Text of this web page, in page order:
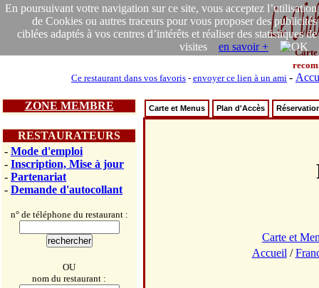
En poursuivant votre navigation sur ce site, vous acceptez l’utilisation
de Cookies ou autres traceurs pour vous proposer des publicités
ciblées adaptés à vos centres d’intérêts et réaliser des statistiques de
visites en savoir +
Carte
Ce restaurant dans vos favoris - envoyer ce lien à un ami -
ZONE MEMBRE
RESTAURATEURS
- Mode d'emploi
- Inscription, Mise à jour
- Partenariat
- Demande d'autocollant
n° de téléphone du restaurant :
OU
nom du restaurant :
Carte et Menus Plan d'Accès
Carte et
Accueil /